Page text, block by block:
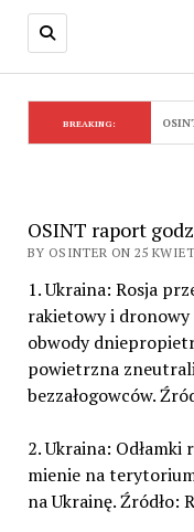
BREAKING:
OSINT raport
BY OSINTER ON 25
1. Ukraina: Rosja
rakietowy i
obwody
powietrzna
bezzałogowców.
2. Ukraina: Odłamki
mienie na
na Ukrainę. Źródło: